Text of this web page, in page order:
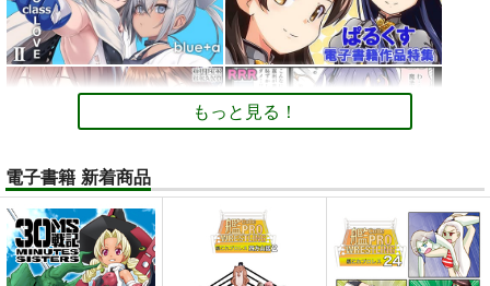
もっと見る！
電子書籍 新着商品